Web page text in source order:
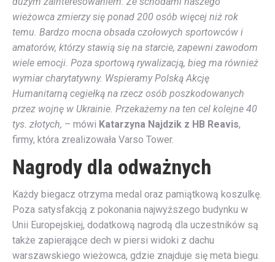
wieżowca zmierzy się ponad 200 osób więcej niż rok
temu. Bardzo mocna obsada czołowych sportowców i
amatorów, którzy stawią się na starcie, zapewni zawodom
wiele emocji. Poza sportową rywalizacją, bieg ma również
wymiar charytatywny. Wspieramy Polską Akcję
Humanitarną cegiełką na rzecz osób poszkodowanych
przez wojnę w Ukrainie. Przekażemy na ten cel kolejne 40
tys. złotych, – mówi Katarzyna Najdzik z HB Reavis,
firmy, która zrealizowała Varso Tower.
Nagrody dla odważnych
Każdy biegacz otrzyma medal oraz pamiątkową koszulkę.
Poza satysfakcją z pokonania najwyższego budynku w
Unii Europejskiej, dodatkową nagrodą dla uczestników są
także zapierające dech w piersi widoki z dachu
warszawskiego wieżowca, gdzie znajduje się meta biegu.